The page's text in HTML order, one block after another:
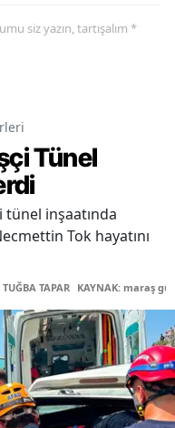
siz yazın, tartışalım *
Tünel
tünel inşaatında
Tok hayatını
TUĞBA TAPAR KAYNAK: maraş